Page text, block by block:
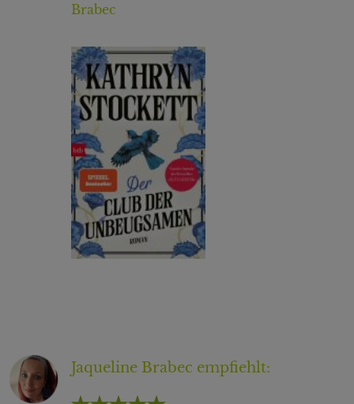
Brabec
Jaqueline Brabec empfiehlt: